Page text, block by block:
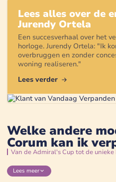
Lees alles over de
Jurendy Ortela
Een succesverhaal over het
horloge. Jurendy Ortela: "Ik
overbruggen en zonder
woning realiseren."
Lees verder
Welke andere
Corum kan ik
Van de Admiral's Cup tot de
Lees meer